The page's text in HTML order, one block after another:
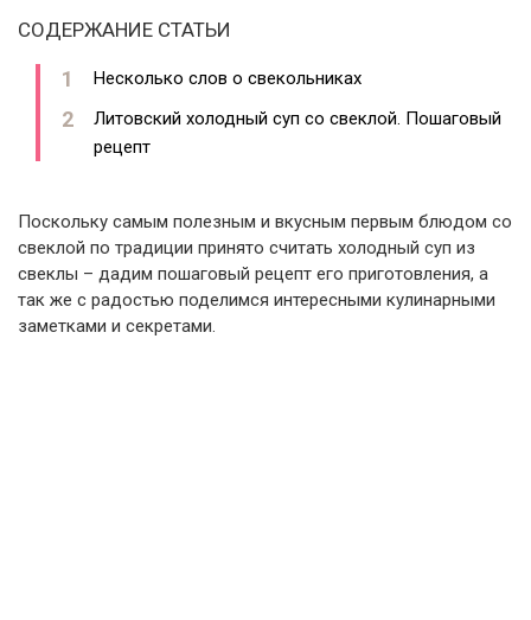
СОДЕРЖАНИЕ СТАТЬИ
Несколько слов о свекольниках
Литовский холодный суп со свеклой. Пошаговый
рецепт
Поскольку самым полезным и вкусным первым блюдом со
свеклой по традиции принято считать холодный суп из
свеклы – дадим пошаговый рецепт его приготовления, а
так же с радостью поделимся интересными кулинарными
заметками и секретами.